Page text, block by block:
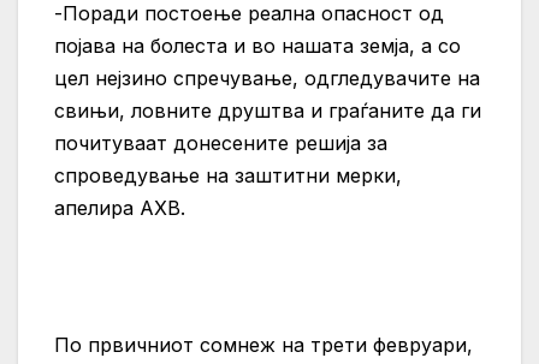
-Поради постоење реална опасност од
појава на болеста и во нашата земја, а со
цел нејзино спречување, одгледувачите на
свињи, ловните друштва и граѓаните да ги
почитуваат донесените решија за
спроведување на заштитни мерки,
апелира АХВ.
По првичниот сомнеж на трети февруари,